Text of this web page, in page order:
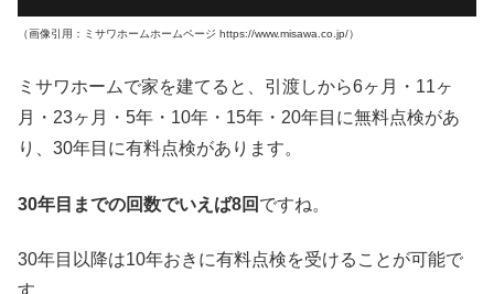
（画像引用：ミサワホームホームページ https://www.misawa.co.jp/）
ミサワホームで家を建てると、引渡しから6ヶ月・11ヶ
月・23ヶ月・5年・10年・15年・20年目に無料点検があ
り、30年目に有料点検があります。
30年目までの回数でいえば8回 ですね。
30年目以降は10年おきに有料点検を受けることが可能で